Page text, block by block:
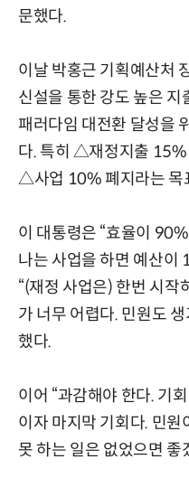
문했다.
이날 박홍근 기획예산처
신설을 통한 강도 높은
패러다임 대전환 달성을
다. 특히 △재정지출
△사업 10% 폐지라는 목
이 대통령은 “효율이
나는 사업을 하면 예산이
“(재정 사업은) 한번 시작
가 너무 어렵다. 민원도
했다.
이어 “과감해야 한다. 기
이자 마지막 기회다. 민원
못 하는 일은 없었으면 좋